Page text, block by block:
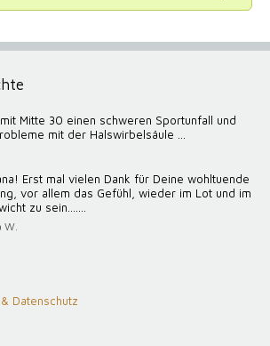
Mitte 30 einen schweren Sportunfall und
mit der Halswirbelsäule ...
Erst mal vielen Dank für Deine wohltuende
vor allem das Gefühl, wieder im Lot und im
zu sein.......
Datenschutz